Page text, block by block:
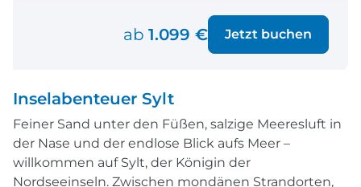
ab 1.099 € Jetzt buchen
Inselabenteuer Sylt
Feiner Sand unter den Füßen, salzige Meeresluft in
der Nase und der endlose Blick aufs Meer –
willkommen auf Sylt, der Königin der
Nordseeinseln. Zwischen mondänen Strandorten,